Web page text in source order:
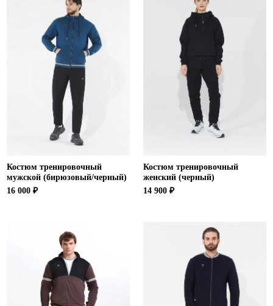
Костюм тренировочный
мужской (бирюзовый/черный)
16 000 ₽
Костюм тренировочный
женский (черный)
14 900 ₽